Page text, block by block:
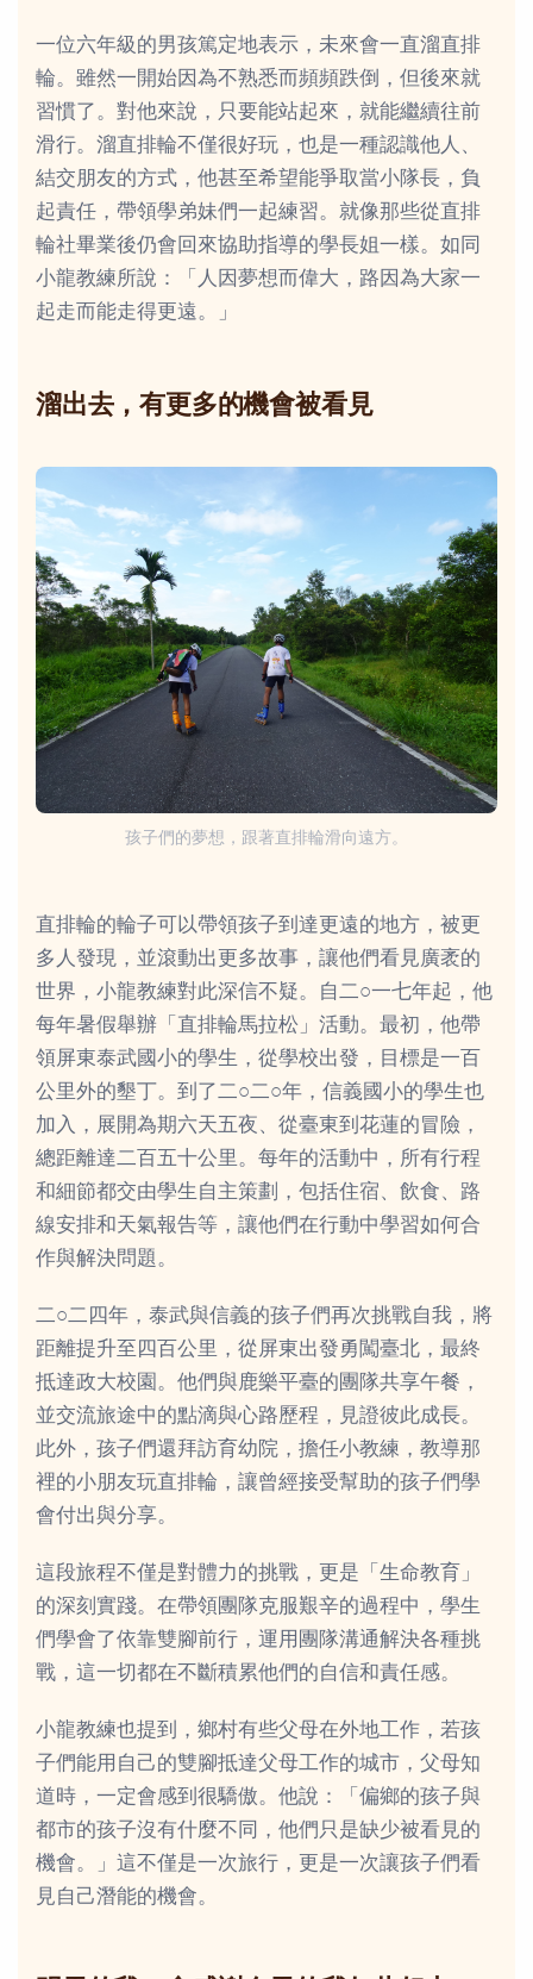
一位六年級的男孩篤定地表示，未來會一直溜直排
輪。雖然一開始因為不熟悉而頻頻跌倒，但後來就
習慣了。對他來說，只要能站起來，就能繼續往前
滑行。溜直排輪不僅很好玩，也是一種認識他人、
結交朋友的方式，他甚至希望能爭取當小隊長，負
起責任，帶領學弟妹們一起練習。就像那些從直排
輪社畢業後仍會回來協助指導的學長姐一樣。如同
小龍教練所說：「人因夢想而偉大，路因為大家一
起走而能走得更遠。」
溜出去，有更多的機會被看見
孩子們的夢想，跟著直排輪滑向遠方。
直排輪的輪子可以帶領孩子到達更遠的地方，被更
多人發現，並滾動出更多故事，讓他們看見廣袤的
世界，小龍教練對此深信不疑。自二○一七年起，他
每年暑假舉辦「直排輪馬拉松」活動。最初，他帶
領屏東泰武國小的學生，從學校出發，目標是一百
公里外的墾丁。到了二○二○年，信義國小的學生也
加入，展開為期六天五夜、從臺東到花蓮的冒險，
總距離達二百五十公里。每年的活動中，所有行程
和細節都交由學生自主策劃，包括住宿、飲食、路
線安排和天氣報告等，讓他們在行動中學習如何合
作與解決問題。
二○二四年，泰武與信義的孩子們再次挑戰自我，將
距離提升至四百公里，從屏東出發勇闖臺北，最終
抵達政大校園。他們與鹿樂平臺的團隊共享午餐，
並交流旅途中的點滴與心路歷程，見證彼此成長。
此外，孩子們還拜訪育幼院，擔任小教練，教導那
裡的小朋友玩直排輪，讓曾經接受幫助的孩子們學
會付出與分享。
這段旅程不僅是對體力的挑戰，更是「生命教育」
的深刻實踐。在帶領團隊克服艱辛的過程中，學生
們學會了依靠雙腳前行，運用團隊溝通解決各種挑
戰，這一切都在不斷積累他們的自信和責任感。
小龍教練也提到，鄉村有些父母在外地工作，若孩
子們能用自己的雙腳抵達父母工作的城市，父母知
道時，一定會感到很驕傲。他說：「偏鄉的孩子與
都市的孩子沒有什麼不同，他們只是缺少被看見的
機會。」這不僅是一次旅行，更是一次讓孩子們看
見自己潛能的機會。